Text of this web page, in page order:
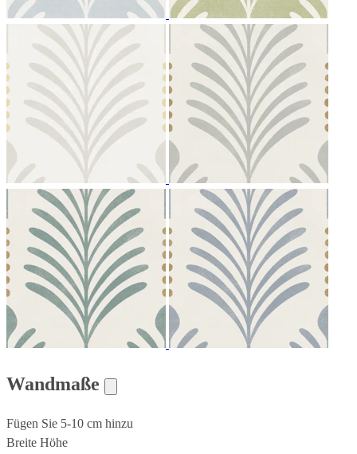
Wandmaße
Fügen Sie 5-10 cm hinzu
Breite Höhe